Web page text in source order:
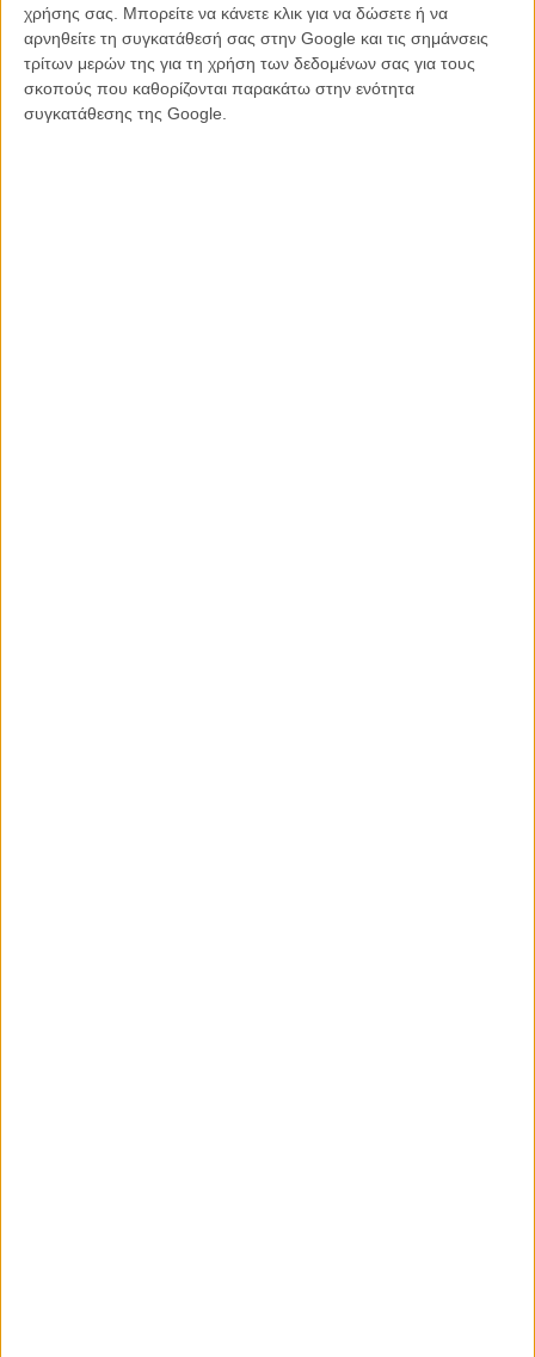
χρήσης σας. Μπορείτε να κάνετε κλικ για να δώσετε ή να
αρνηθείτε τη συγκατάθεσή σας στην Google και τις σημάνσεις
τρίτων μερών της για τη χρήση των δεδομένων σας για τους
σκοπούς που καθορίζονται παρακάτω στην ενότητα
συγκατάθεσης της Google.
κοινότητα τους παρέχει ασφάλεια και μια διαρκή αίσθηση
«οικογένειας», τους δίνει και μια ελευθερία να μπορούν να μην
παίζουν με τους κανόνες των «άλλων», αλλά τους κρατάει και τα
όνειρα μικρά, τις ελπίδες πάντα τσακισμένες και την τραγωδία να
παραμονεύει πάντα στη γωνία.